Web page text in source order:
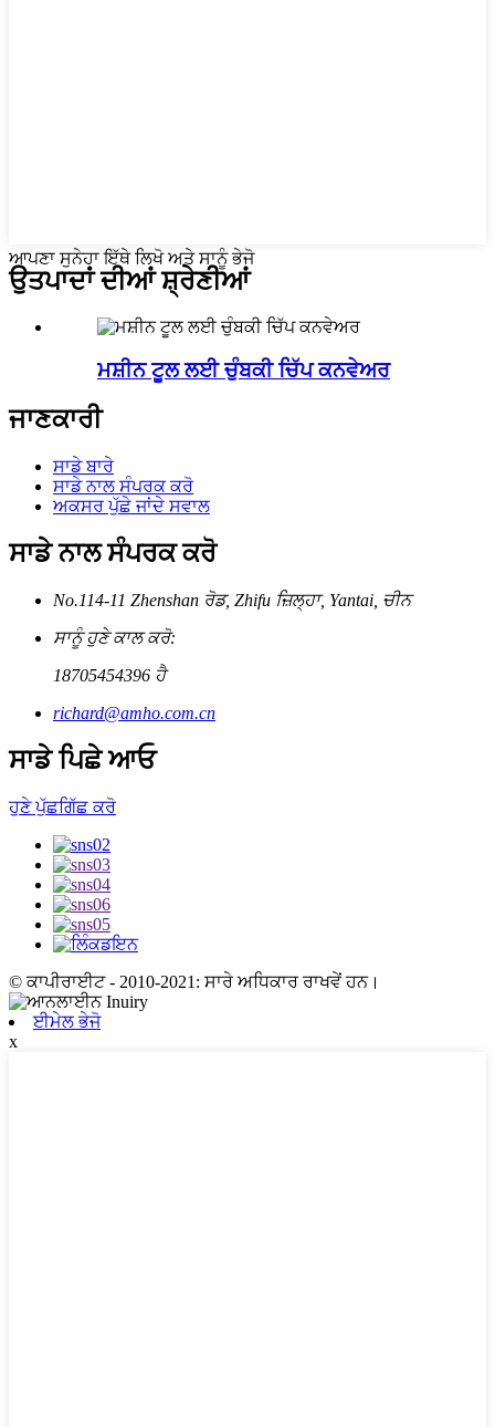
ਆਪਣਾ ਸੁਨੇਹਾ ਇੱਥੇ ਲਿਖੋ ਅਤੇ ਸਾਨੂੰ ਭੇਜੋ
ਉਤਪਾਦਾਂ ਦੀਆਂ ਸ਼੍ਰੇਣੀਆਂ
ਮਸ਼ੀਨ ਟੂਲ ਲਈ ਚੁੰਬਕੀ ਚਿੱਪ ਕਨਵੇਅਰ
ਜਾਣਕਾਰੀ
ਸਾਡੇ ਬਾਰੇ
ਸਾਡੇ ਨਾਲ ਸੰਪਰਕ ਕਰੋ
ਅਕਸਰ ਪੁੱਛੇ ਜਾਂਦੇ ਸਵਾਲ
ਸਾਡੇ ਨਾਲ ਸੰਪਰਕ ਕਰੋ
No.114-11 Zhenshan ਰੋਡ, Zhifu ਜ਼ਿਲ੍ਹਾ, Yantai, ਚੀਨ
ਸਾਨੂੰ ਹੁਣੇ ਕਾਲ ਕਰੋ:
18705454396 ਹੈ
richard@amho.com.cn
ਸਾਡੇ ਪਿਛੇ ਆਓ
ਹੁਣੇ ਪੁੱਛਗਿੱਛ ਕਰੋ
© ਕਾਪੀਰਾਈਟ - 2010-2021: ਸਾਰੇ ਅਧਿਕਾਰ ਰਾਖਵੇਂ ਹਨ।
ਈਮੇਲ ਭੇਜੋ
x